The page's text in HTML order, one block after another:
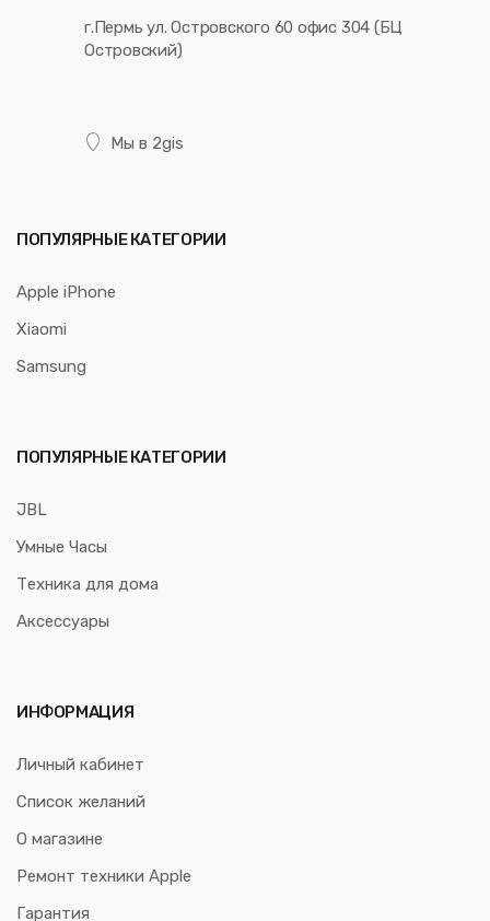
г.Пермь ул. Островского 60 офис 304 (БЦ
Островский)
Мы в 2gis
ПОПУЛЯРНЫЕ КАТЕГОРИИ
Apple iPhone
Xiaomi
Samsung
ПОПУЛЯРНЫЕ КАТЕГОРИИ
JBL
Умные Часы
Техника для дома
Аксессуары
ИНФОРМАЦИЯ
Личный кабинет
Список желаний
О магазине
Ремонт техники Apple
Гарантия